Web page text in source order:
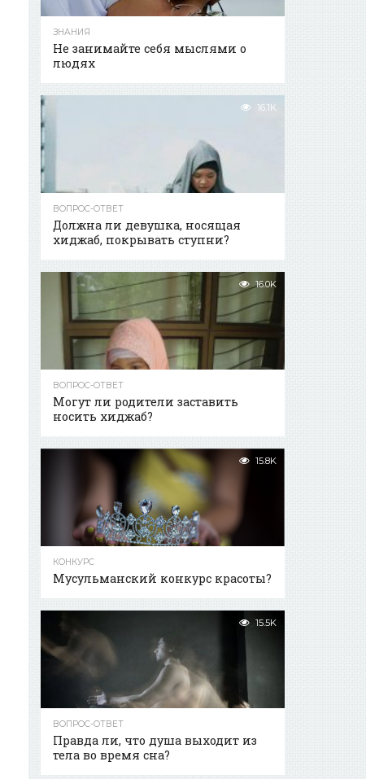
ЗНАНИЯ
Не занимайте себя мыслями о
людях
16.1K
ВОПРОС-ОТВЕТ
Должна ли девушка, носящая
хиджаб, покрывать ступни?
16.0K
ВОПРОС-ОТВЕТ
Могут ли родители заставить
носить хиджаб?
15.8K
КОНКУРС
Мусульманский конкурс красоты?
15.5K
ВОПРОС-ОТВЕТ
Правда ли, что душа выходит из
тела во время сна?